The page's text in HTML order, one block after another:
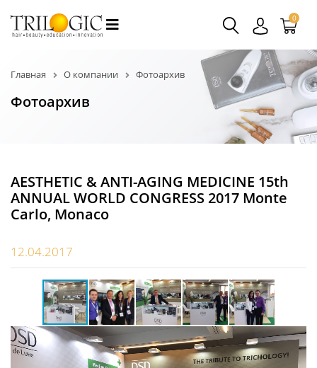
0
Главная О компании Фотоархив
Фотоархив
AESTHETIC & ANTI-AGING MEDICINE 15th
ANNUAL WORLD CONGRESS 2017 Monte
Carlo, Monaco
12.04.2017